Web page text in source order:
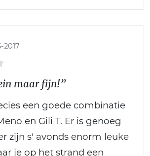
2017
maar fijn!”
een goede combinatie
en Gili T. Er is genoeg
zijn s' avonds enorm leuke
je op het strand een